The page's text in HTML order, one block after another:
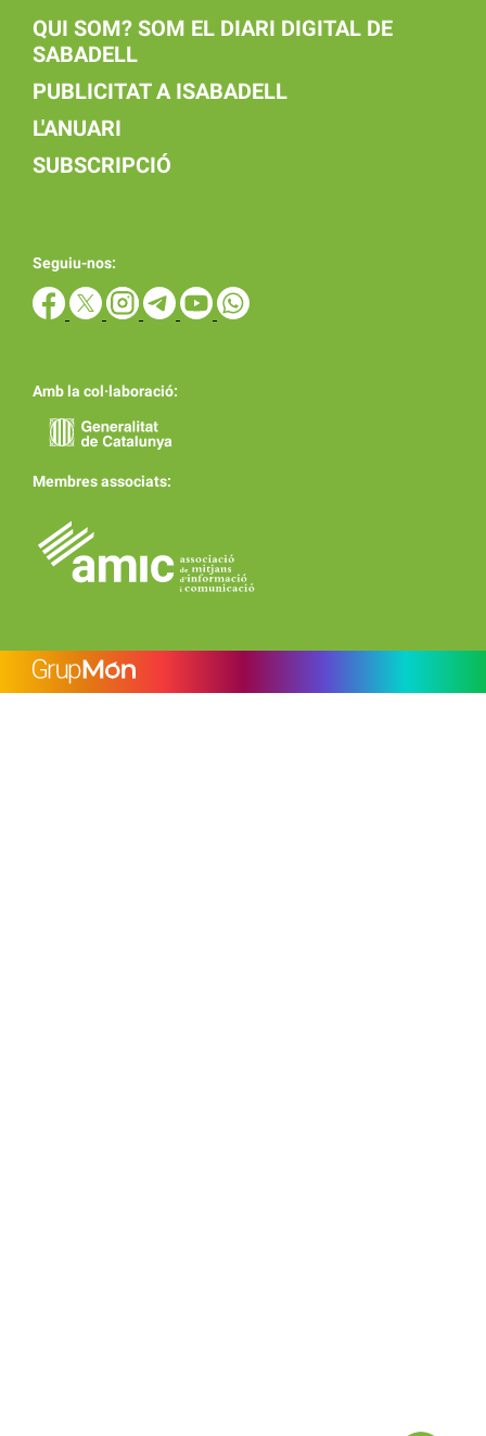
QUI SOM? SOM EL DIARI DIGITAL DE
SABADELL
PUBLICITAT A ISABADELL
L'ANUARI
SUBSCRIPCIÓ
Seguiu-nos:
Amb la col·laboració:
Membres associats: